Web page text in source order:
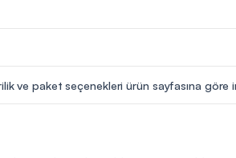
ve paket seçenekleri ürün sayfasına göre